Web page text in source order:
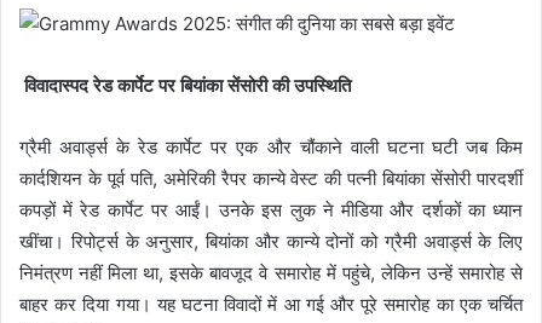
विवादास्पद रेड कार्पेट पर बियांका सेंसोरी की उपस्थिति
ग्रैमी अवार्ड्स के रेड कार्पेट पर एक और चौंकाने वाली घटना घटी जब किम
कार्दशियन के पूर्व पति, अमेरिकी रैपर कान्ये वेस्ट की पत्नी बियांका सेंसोरी पारदर्शी
कपड़ों में रेड कार्पेट पर आईं। उनके इस लुक ने मीडिया और दर्शकों का ध्यान
खींचा। रिपोर्ट्स के अनुसार, बियांका और कान्ये दोनों को ग्रैमी अवार्ड्स के लिए
निमंत्रण नहीं मिला था, इसके बावजूद वे समारोह में पहुंचे, लेकिन उन्हें समारोह से
बाहर कर दिया गया। यह घटना विवादों में आ गई और पूरे समारोह का एक चर्चित